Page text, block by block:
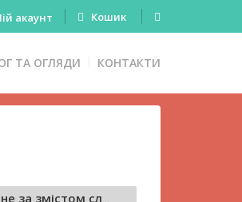
акаунт Кошик
ТА ОГЛЯДИ КОНТАКТИ
за змістом слово